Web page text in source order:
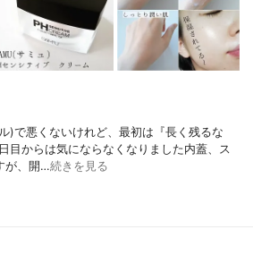
)で悪くないけれど、最初は『長く残るな
目からは気にならなくなりました内蓋、ス
が、開…続きを見る